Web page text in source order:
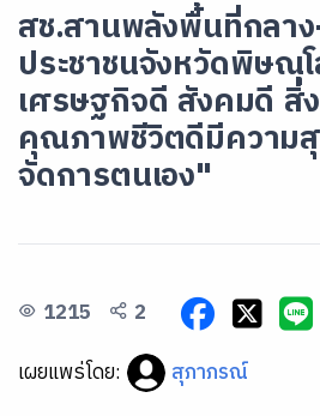
สช.สานพลังพื้นที่กลา
ประชาชนจังหวัดพิษณุ
เศรษฐกิจดี สังคมดี สิ่
คุณภาพชีวิตดีมีความ
จัดการตนเอง"
1215 2
เผยแพร่โดย:
สุภาภรณ์